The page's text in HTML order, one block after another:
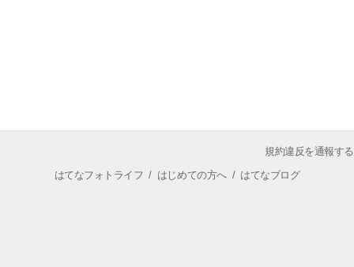
規約違反を通報する
はてなフォトライフ / はじめての方へ/ はてなブログ